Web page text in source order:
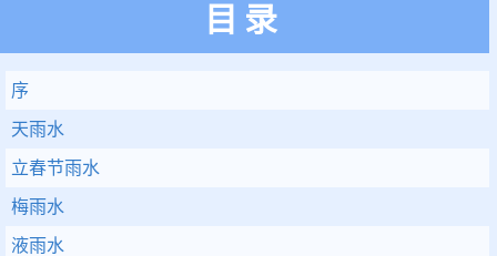
目录
序
天雨水
立春节雨水
梅雨水
液雨水